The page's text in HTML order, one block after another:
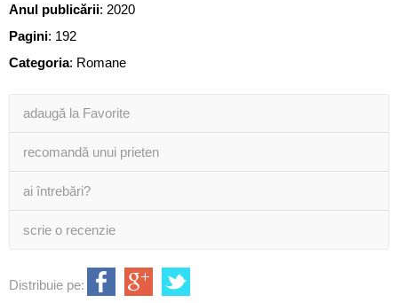
Anul publicării: 2020
Pagini: 192
Categoria: Romane
adaugă la Favorite
recomandă unui prieten
ai întrebări?
scrie o recenzie
Distribuie pe: